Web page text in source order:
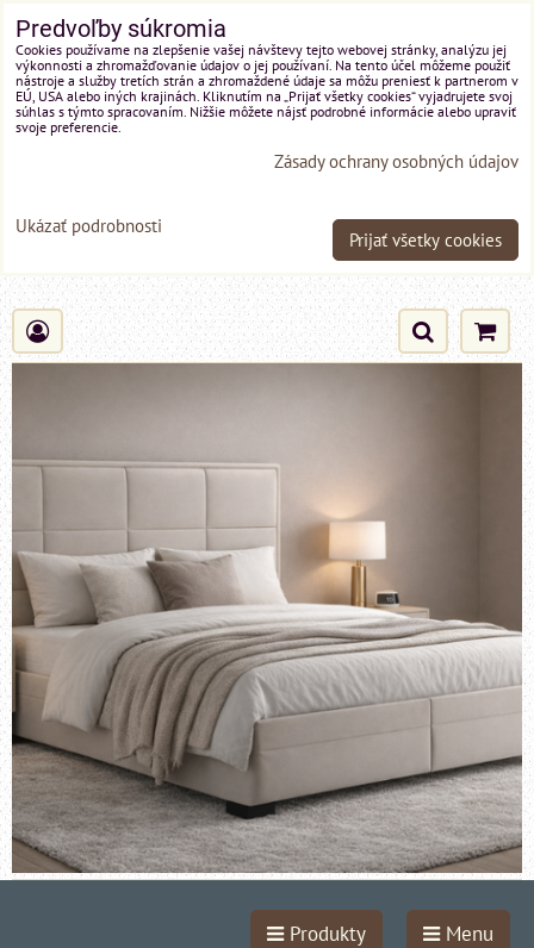
Produkty Menu
Predvoľby súkromia
Cookies používame na zlepšenie vašej návštevy tejto webovej stránky, analýzu jej
výkonnosti a zhromažďovanie údajov o jej používaní. Na tento účel môžeme použiť
nástroje a služby tretích strán a zhromaždené údaje sa môžu preniesť k partnerom v
EÚ, USA alebo iných krajinách. Kliknutím na „Prijať všetky cookies“ vyjadrujete svoj
súhlas s týmto spracovaním. Nižšie môžete nájsť podrobné informácie alebo upraviť
svoje preferencie.
Zásady ochrany osobných údajov
Ukázať podrobnosti
Prijať všetky cookies